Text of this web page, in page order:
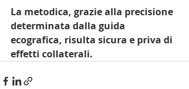
La metodica, grazie alla precisione
determinata dalla guida
ecografica, risulta sicura e priva di
effetti collaterali.